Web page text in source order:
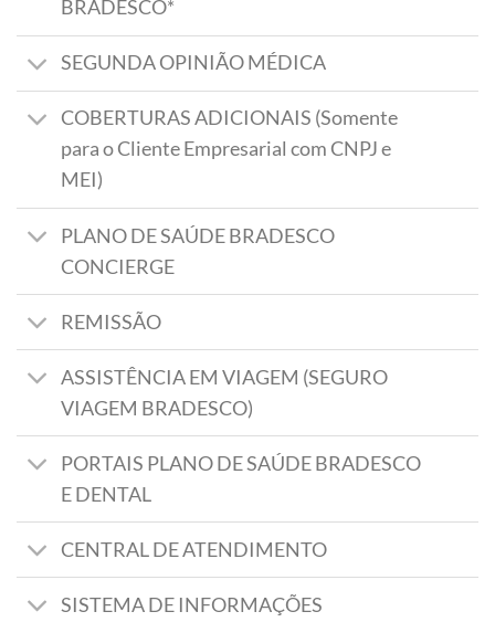
BRADESCO*
SEGUNDA OPINIÃO MÉDICA
COBERTURAS ADICIONAIS (Somente
para o Cliente Empresarial com CNPJ e
MEI)
PLANO DE SAÚDE BRADESCO
CONCIERGE
REMISSÃO
ASSISTÊNCIA EM VIAGEM (SEGURO
VIAGEM BRADESCO)
PORTAIS PLANO DE SAÚDE BRADESCO
E DENTAL
CENTRAL DE ATENDIMENTO
SISTEMA DE INFORMAÇÕES